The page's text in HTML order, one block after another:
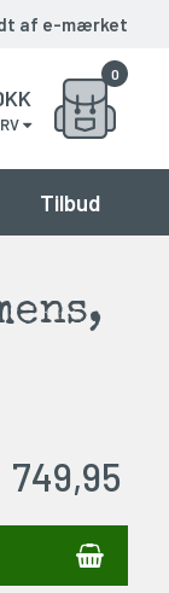
af e-mærket
0
Tilbud
749,95